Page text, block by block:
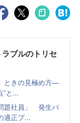
ブルのトリセ
ときの見極め方—
”と...
題社員」 発生パ
適正プ...